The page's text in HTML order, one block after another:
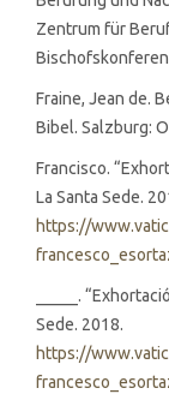
Zentrum für
Fraine, Jean de.
Bibel. Salzburg:
Francisco.
La Santa Sede.
https://
_____.
Sede. 2018.
https://